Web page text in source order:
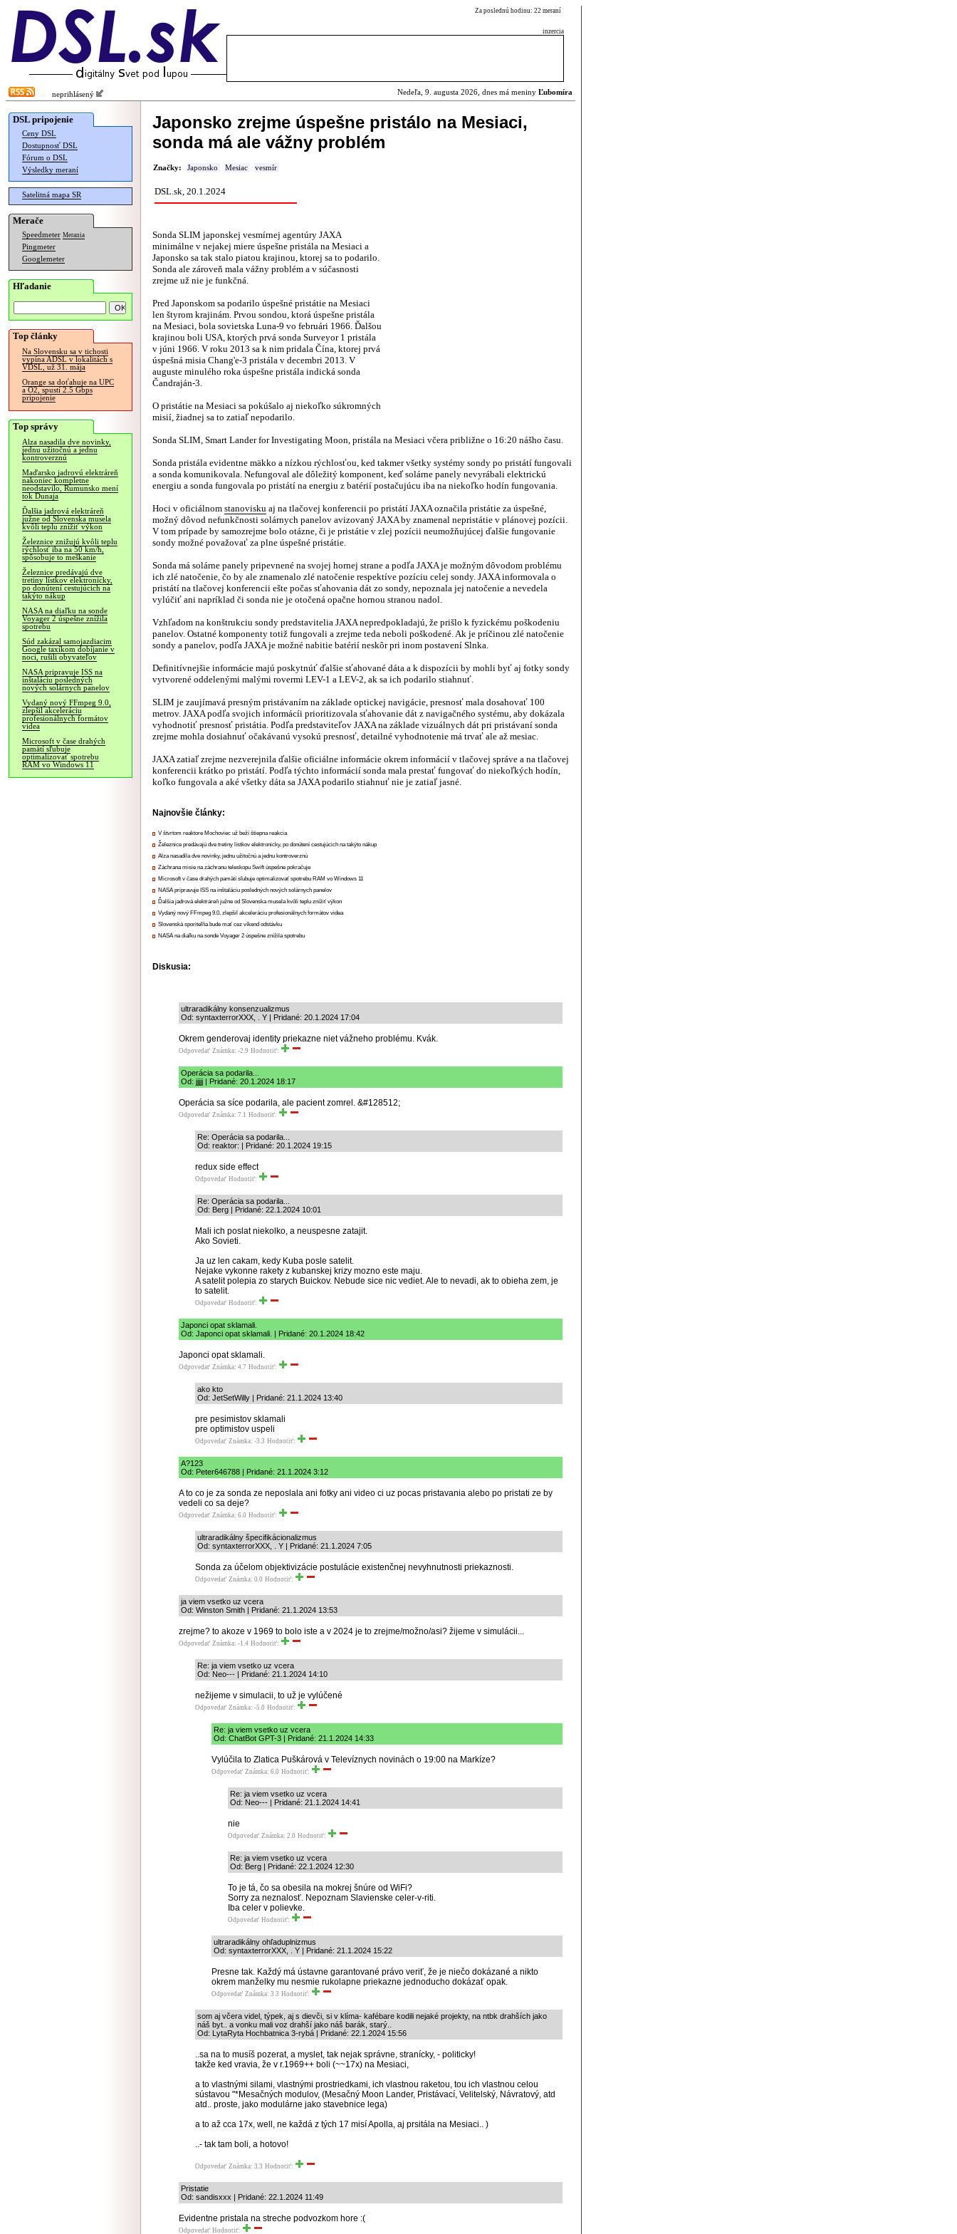
Za poslednú hodinu: 22 meraní
inzercia
neprihlásený Nedeľa, 9. augusta 2026, dnes má meniny Ľubomíra
DSL pripojenie
Ceny DSL
Dostupnosť DSL
Fórum o DSL
Výsledky meraní
Satelitná mapa SR
Merače
Speedmeter Merania
Pingmeter
Googlemeter
Hľadanie
Top články
Na Slovensku sa v tichosti
vypína ADSL v lokalitách s
VDSL, už 31. mája
Orange sa doťahuje na UPC
a O2, spustí 2.5 Gbps
pripojenie
Top správy
Alza nasadila dve novinky,
jednu užitočnú a jednu
kontroverznú
Maďarsko jadrovú elektráreň
nakoniec kompletne
neodstavilo, Rumunsko mení
tok Dunaja
Ďalšia jadrová elektráreň
južne od Slovenska musela
kvôli teplu znížiť výkon
Železnice znižujú kvôli teplu
rýchlosť iba na 50 km/h,
spôsobuje to meškanie
Železnice predávajú dve
tretiny lístkov elektronicky,
po donútení cestujúcich na
takýto nákup
NASA na diaľku na sonde
Voyager 2 úspešne znížila
spotrebu
Súd zakázal samojazdiacim
Google taxíkom dobíjanie v
noci, rušili obyvateľov
NASA pripravuje ISS na
inštaláciu posledných
nových solárnych panelov
Vydaný nový FFmpeg 9.0,
zlepšil akceleráciu
profesionálnych formátov
videa
Microsoft v čase drahých
pamätí sľubuje
optimalizovať spotrebu
RAM vo Windows 11
Japonsko zrejme úspešne pristálo na Mesiaci,
sonda má ale vážny problém
Značky: Japonsko Mesiac vesmír
DSL.sk, 20.1.2024
Sonda SLIM japonskej vesmírnej agentúry JAXA
minimálne v nejakej miere úspešne pristála na Mesiaci a
Japonsko sa tak stalo piatou krajinou, ktorej sa to podarilo.
Sonda ale zároveň mala vážny problém a v súčasnosti
zrejme už nie je funkčná.
Pred Japonskom sa podarilo úspešné pristátie na Mesiaci
len štyrom krajinám. Prvou sondou, ktorá úspešne pristála
na Mesiaci, bola sovietska Luna-9 vo februári 1966. Ďalšou
krajinou boli USA, ktorých prvá sonda Surveyor 1 pristála
v júni 1966. V roku 2013 sa k nim pridala Čína, ktorej prvá
úspešná misia Chang'e-3 pristála v decembri 2013. V
auguste minulého roka úspešne pristála indická sonda
Čandraján-3.
O pristátie na Mesiaci sa pokúšalo aj niekoľko súkromných
misií, žiadnej sa to zatiaľ nepodarilo.
Sonda SLIM, Smart Lander for Investigating Moon, pristála na Mesiaci včera približne o 16:20 nášho času.
Sonda pristála evidentne mäkko a nízkou rýchlosťou, ked takmer všetky systémy sondy po pristátí fungovali
a sonda komunikovala. Nefungoval ale dôležitý komponent, keď solárne panely nevyrábali elektrickú
energiu a sonda fungovala po pristátí na energiu z batérií postačujúcu iba na niekoľko hodín fungovania.
Hoci v oficiálnom stanovisku aj na tlačovej konferencii po pristátí JAXA označila pristátie za úspešné,
možný dôvod nefunkčnosti solárnych panelov avizovaný JAXA by znamenal nepristátie v plánovej pozícii.
V tom prípade by samozrejme bolo otázne, či je pristátie v zlej pozícii neumožňujúcej ďalšie fungovanie
sondy možné považovať za plne úspešné pristátie.
Sonda má solárne panely pripevnené na svojej hornej strane a podľa JAXA je možným dôvodom problému
ich zlé natočenie, čo by ale znamenalo zlé natočenie respektíve pozíciu celej sondy. JAXA informovala o
pristátí na tlačovej konferencii ešte počas sťahovania dát zo sondy, nepoznala jej natočenie a nevedela
vylúčiť ani napríklad či sonda nie je otočená opačne hornou stranou nadol.
Vzhľadom na konštrukciu sondy predstavitelia JAXA nepredpokladajú, že prišlo k fyzickému poškodeniu
panelov. Ostatné komponenty totiž fungovali a zrejme teda neboli poškodené. Ak je príčinou zlé natočenie
sondy a panelov, podľa JAXA je možné nabitie batérií neskôr pri inom postavení Slnka.
Definitívnejšie informácie majú poskytnúť ďalšie sťahované dáta a k dispozícii by mohli byť aj fotky sondy
vytvorené oddelenými malými rovermi LEV-1 a LEV-2, ak sa ich podarilo stiahnuť.
SLIM je zaujímavá presným pristávaním na základe optickej navigácie, presnosť mala dosahovať 100
metrov. JAXA podľa svojich informácíi prioritizovala sťahovanie dát z navigačného systému, aby dokázala
vyhodnotiť presnosť pristátia. Podľa predstaviteľov JAXA na základe vizuálnych dát pri pristávaní sonda
zrejme mohla dosiahnuť očakávanú vysokú presnosť, detailné vyhodnotenie má trvať ale až mesiac.
JAXA zatiaľ zrejme nezverejnila ďalšie oficiálne informácie okrem informácií v tlačovej správe a na tlačovej
konferencii krátko po pristátí. Podľa týchto informácií sonda mala prestať fungovať do niekoľkých hodín,
koľko fungovala a aké všetky dáta sa JAXA podarilo stiahnuť nie je zatiaľ jasné.
Najnovšie články:
V štvrtom reaktore Mochoviec už beží štiepna reakcia
Železnice predávajú dve tretiny lístkov elektronicky, po donútení cestujúcich na takýto nákup
Alza nasadila dve novinky, jednu užitočnú a jednu kontroverznú
Záchrana misie na záchranu teleskopu Swift úspešne pokračuje
Microsoft v čase drahých pamätí sľubuje optimalizovať spotrebu RAM vo Windows 11
NASA pripravuje ISS na inštaláciu posledných nových solárnych panelov
Ďalšia jadrová elektráreň južne od Slovenska musela kvôli teplu znížiť výkon
Vydaný nový FFmpeg 9.0, zlepšil akceleráciu profesionálnych formátov videa
Slovenská sporiteľňa bude mať cez víkend odstávku
NASA na diaľku na sonde Voyager 2 úspešne znížila spotrebu
Diskusia:
ultraradikálny konsenzualizmus
Od: syntaxterrorXXX, . Y | Pridané: 20.1.2024 17:04
Okrem genderovaj identity priekazne niet vážneho problému. Kvák.
Odpovedať Známka: -2.9 Hodnotiť:
Operácia sa podarila...
Od: jjjjj | Pridané: 20.1.2024 18:17
Operácia sa síce podarila, ale pacient zomrel. &#128512;
Odpovedať Známka: 7.1 Hodnotiť:
Re: Operácia sa podarila...
Od: reaktor: | Pridané: 20.1.2024 19:15
redux side effect
Odpovedať Hodnotiť:
Re: Operácia sa podarila...
Od: Berg | Pridané: 22.1.2024 10:01
Mali ich poslat niekolko, a neuspesne zatajit.
Ako Sovieti.
Ja uz len cakam, kedy Kuba posle satelit.
Nejake vykonne rakety z kubanskej krizy mozno este maju.
A satelit polepia zo starych Buickov. Nebude sice nic vediet. Ale to nevadi, ak to obieha zem, je
to satelit.
Odpovedať Hodnotiť:
Japonci opat sklamali.
Od: Japonci opat sklamali. | Pridané: 20.1.2024 18:42
Japonci opat sklamali.
Odpovedať Známka: 4.7 Hodnotiť:
ako kto
Od: JetSetWilly | Pridané: 21.1.2024 13:40
pre pesimistov sklamali
pre optimistov uspeli
Odpovedať Známka: -3.3 Hodnotiť:
A?123
Od: Peter646788 | Pridané: 21.1.2024 3:12
A to co je za sonda ze neposlala ani fotky ani video ci uz pocas pristavania alebo po pristati ze by
vedeli co sa deje?
Odpovedať Známka: 6.0 Hodnotiť:
ultraradikálny špecifikácionalizmus
Od: syntaxterrorXXX, . Y | Pridané: 21.1.2024 7:05
Sonda za účelom objektivizácie postulácie existenčnej nevyhnutnosti priekaznosti.
Odpovedať Známka: 0.0 Hodnotiť:
ja viem vsetko uz vcera
Od: Winston Smith | Pridané: 21.1.2024 13:53
zrejme? to akoze v 1969 to bolo iste a v 2024 je to zrejme/možno/asi? žijeme v simulácii...
Odpovedať Známka: -1.4 Hodnotiť:
Re: ja viem vsetko uz vcera
Od: Neo--- | Pridané: 21.1.2024 14:10
nežijeme v simulacii, to už je vylúčené
Odpovedať Známka: -5.0 Hodnotiť:
Re: ja viem vsetko uz vcera
Od: ChatBot GPT-3 | Pridané: 21.1.2024 14:33
Vylúčila to Zlatica Puškárová v Televíznych novinách o 19:00 na Markíze?
Odpovedať Známka: 6.0 Hodnotiť:
Re: ja viem vsetko uz vcera
Od: Neo--- | Pridané: 21.1.2024 14:41
nie
Odpovedať Známka: 2.0 Hodnotiť:
Re: ja viem vsetko uz vcera
Od: Berg | Pridané: 22.1.2024 12:30
To je tá, čo sa obesila na mokrej šnúre od WiFi?
Sorry za neznalosť. Nepoznam Slavienske celer-v-riti.
Iba celer v polievke.
Odpovedať Hodnotiť:
ultraradikálny ohľaduplnizmus
Od: syntaxterrorXXX, . Y | Pridané: 21.1.2024 15:22
Presne tak. Každý má ústavne garantované právo veriť, že je niečo dokázané a nikto
okrem manželky mu nesmie rukolapne priekazne jednoducho dokázať opak.
Odpovedať Známka: 3.3 Hodnotiť:
som aj včera videl, týpek, aj s dievči, si v klíma- kafébare kodili nejaké projekty, na ntbk drahších jako
náš byt.. a vonku mali voz drahší jako náš barák, starý..
Od: LytaRyta Hochbatnica 3-rybá | Pridané: 22.1.2024 15:56
..sa na to musíš pozerat, a myslet, tak nejak správne, stranícky, - politicky!
takže ked vravia, že v r.1969++ boli (~~17x) na Mesiaci,
a to vlastnými silami, vlastnými prostriedkami, ich vlastnou raketou, tou ich vlastnou celou
sústavou "*Mesačných modulov, (Mesačný Moon Lander, Pristávací, Velitelský, Návratový, atd
atd.. proste, jako modulárne jako stavebnice lega)
a to až cca 17x, well, ne každá z tých 17 misí Apolla, aj prsitála na Mesiaci.. )
..- tak tam boli, a hotovo!
Odpovedať Známka: 3.3 Hodnotiť:
Pristatie
Od: sandisxxx | Pridané: 22.1.2024 11:49
Evidentne pristala na streche podvozkom hore :(
Odpovedať Hodnotiť: